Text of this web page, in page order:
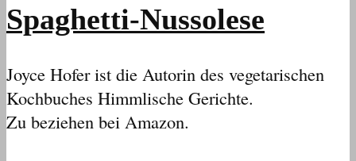
Spaghetti-Nussolese
Joyce Hofer ist die Autorin des vegetarischen
Kochbuches Himmlische Gerichte.
Zu beziehen bei Amazon.